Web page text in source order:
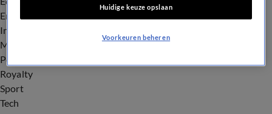
Entertainment
Infrastructuur
Milieu en Gezondheid
Politiek
Royalty
Sport
Tech
Huidige keuze opslaan
Voorkeuren beheren